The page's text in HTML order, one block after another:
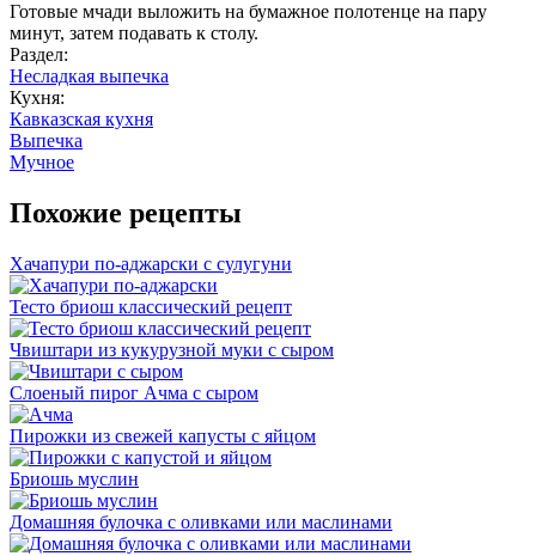
Готовые мчади выложить на бумажное полотенце на пару
минут, затем подавать к столу.
Раздел:
Несладкая выпечка
Кухня:
Кавказская кухня
Выпечка
Мучное
Похожие рецепты
Хачапури по-аджарски с сулугуни
Тесто бриош классический рецепт
Чвиштари из кукурузной муки с сыром
Слоеный пирог Ачма с сыром
Пирожки из свежей капусты с яйцом
Бриошь муслин
Домашняя булочка с оливками или маслинами